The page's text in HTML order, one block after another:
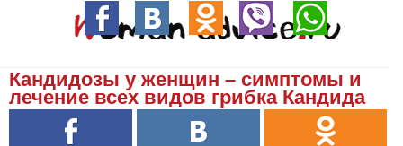
Кандидозы у женщин – симптомы и
лечение всех видов грибка Кандида